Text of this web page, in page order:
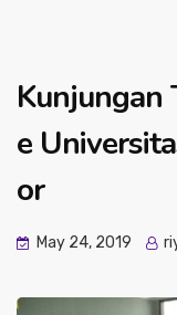
Kunjungan
e
or
May 24, 2019